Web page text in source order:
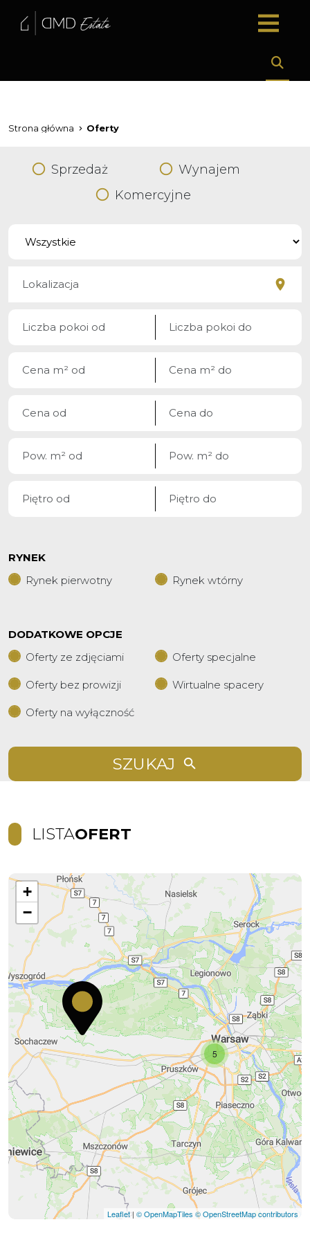
Strona główna Oferty
Sprzedaż
Wynajem
Komercyjne
RYNEK
Rynek pierwotny
Rynek wtórny
DODATKOWE OPCJE
Oferty ze zdjęciami
Oferty specjalne
Oferty bez prowizji Wirtualne spacery
Oferty na wyłączność
SZUKAJ
LISTAOFERT
5
+
−
Leaflet| © OpenMapTiles © OpenStreetMap contributors